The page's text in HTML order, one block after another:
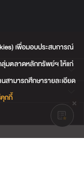
เพื่อมอบประสบการณ์
ลุ่มตลาดหลักทรัพย์ฯ ให้แก่
สามารถศึกษารายละเอียด
กกี้